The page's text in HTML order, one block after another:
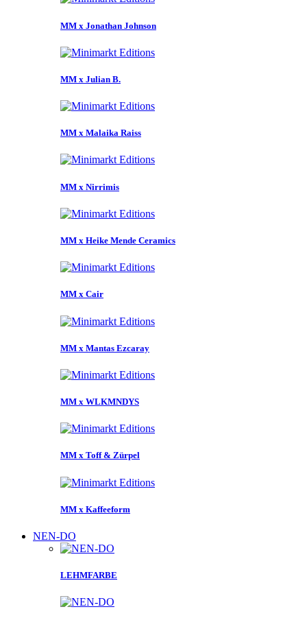
MM x Jonathan Johnson
MM x Julian B.
MM x Malaika Raiss
MM x Nirrimis
MM x Heike Mende Ceramics
MM x Cair
MM x Mantas Ezcaray
MM x WLKMNDYS
MM x Toff & Zürpel
MM x Kaffeeform
NEN-DO
LEHMFARBE